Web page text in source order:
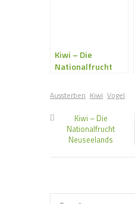
Kiwi – Die
Nationalfrucht
Aussterben Kiwi Vogel
Kiwi – Die
Nationalfrucht
Neuseelands